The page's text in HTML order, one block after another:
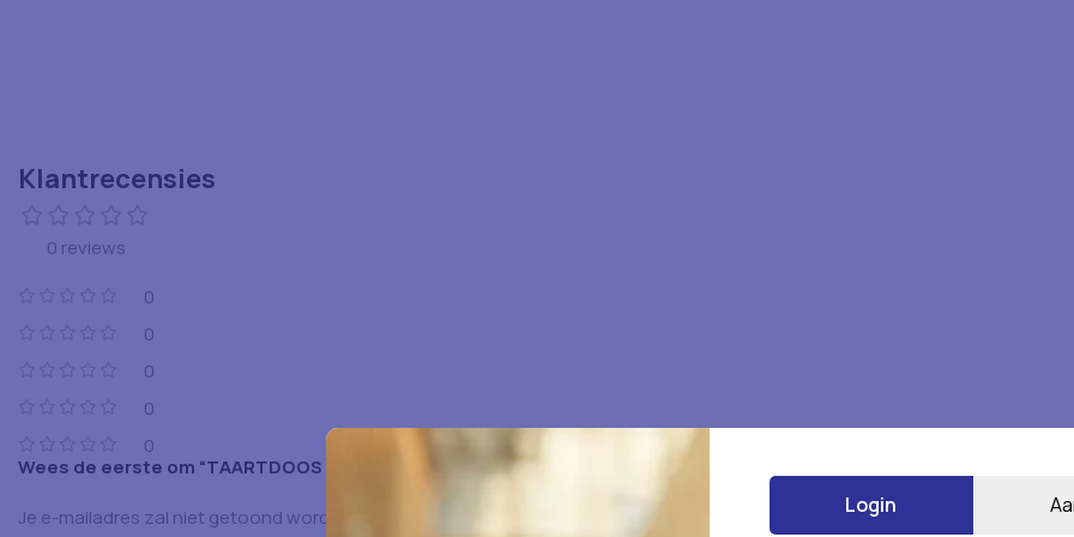
Klantrecensies
0 reviews
0
0
0
0
0
Wees de eerste om “TAARTDOOS 13-13 5ST” te beoordelen
Je e-mailadres zal niet getoond worden.
Vereiste velden zijn gemarkeerd met
Login